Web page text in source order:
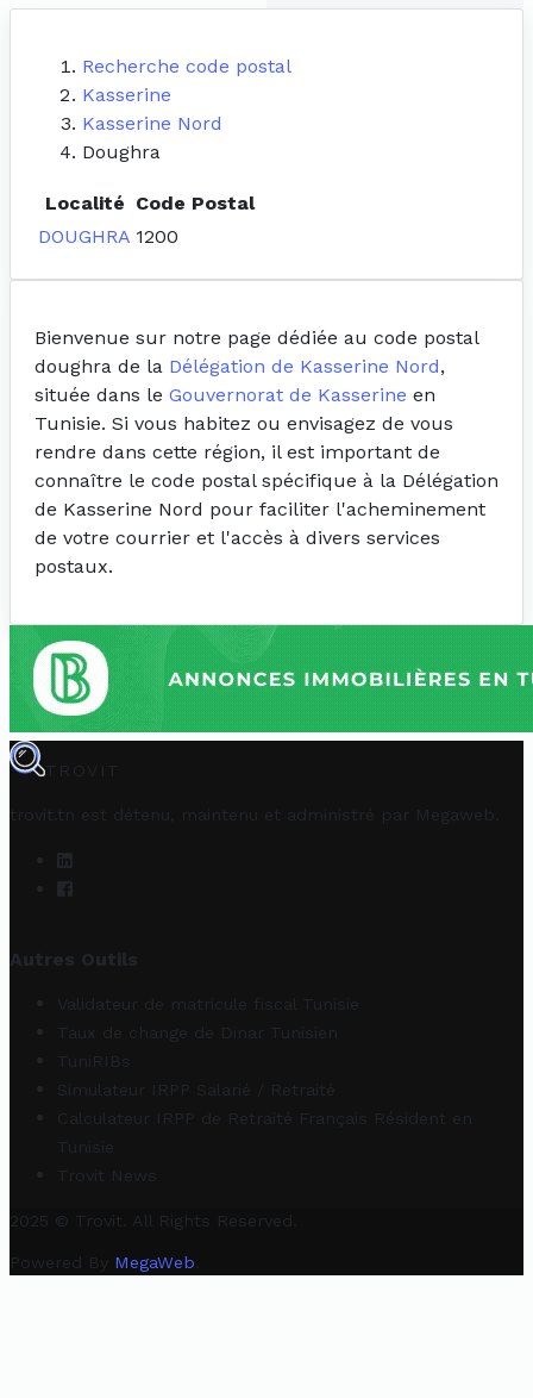
Recherche code postal
Kasserine
Kasserine Nord
Doughra
Localité Code Postal
DOUGHRA 1200
Bienvenue sur notre page dédiée au code postal
doughra de la Délégation de Kasserine Nord,
située dans le Gouvernorat de Kasserine en
Tunisie. Si vous habitez ou envisagez de vous
rendre dans cette région, il est important de
connaître le code postal spécifique à la Délégation
de Kasserine Nord pour faciliter l'acheminement
de votre courrier et l'accès à divers services
postaux.
TROVIT
trovit.tn est détenu, maintenu et administré par Megaweb
Autres Outils
Validateur de matricule fiscal Tunisie
Taux de change de Dinar Tunisien
TuniRIBs
Simulateur IRPP Salarié / Retraité
Calculateur IRPP de Retraité Français Résident en
Tunisie
Trovit News
2025 © Trovit. All Rights Reserved.
Powered By MegaWeb